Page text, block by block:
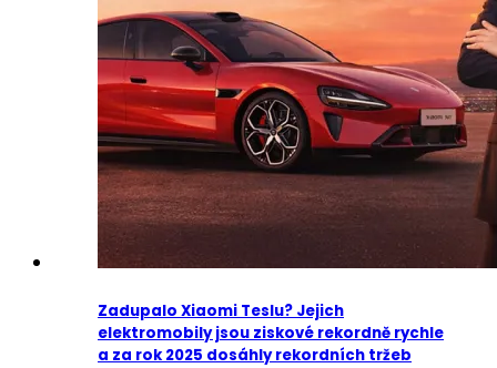
Zadupalo Xiaomi Teslu? Jejich
elektromobily jsou ziskové rekordně rychle
a za rok 2025 dosáhly rekordních tržeb